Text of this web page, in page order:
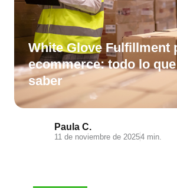
White Glove Fulfillment
ecommerce: todo lo
saber
Paula C.
11 de noviembre de 20254 min.